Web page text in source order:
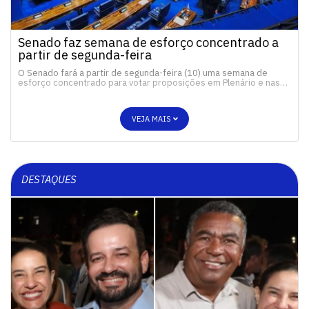
Senado faz semana de esforço concentrado a
partir de segunda-feira
O Senado fará a partir de segunda-feira (10) uma semana de
esforço concentrado para votar proposições em Plenário e nas…
VEJA MAIS
DESTAQUES